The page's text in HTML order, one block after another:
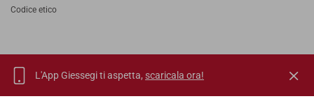
Codice etico
IT EN FR RU
L'App Giessegi ti aspetta, scaricala ora!